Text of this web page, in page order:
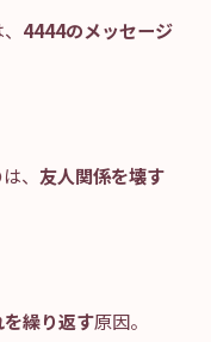
4444のメッセージ
、 友人関係を壊す
繰り返す原因。